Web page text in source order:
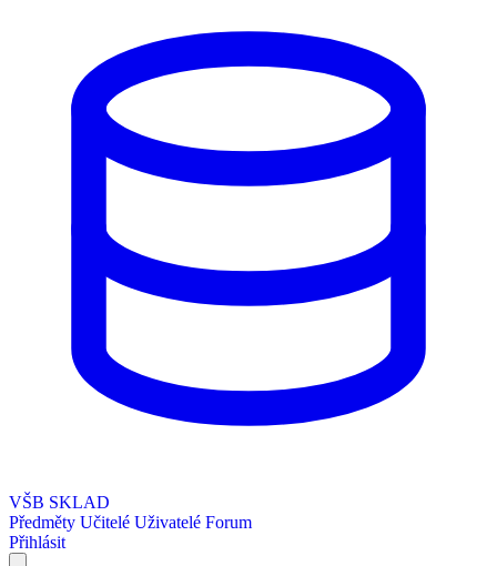
VŠB SKLAD
Předměty Učitelé Uživatelé Forum
Přihlásit